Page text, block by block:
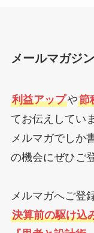
メールマガジ
利益アップや節
てお伝えしてい
メルマガでしか
の機会にぜひご
メルマガへご登
決算前の駆け込